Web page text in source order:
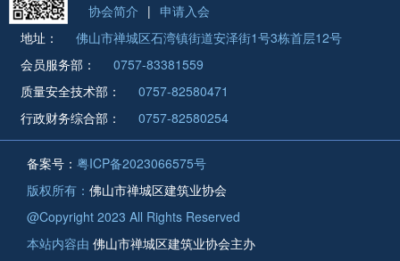
协会简介 | 申请入会
地址：
佛山市禅城区石湾镇街道安泽街1号3栋首层12号
会员服务部：
0757-83381559
质量安全技术部：
0757-82580471
行政财务综合部：
0757-82580254
备案号： 粤ICP备2023066575号
版权所有： 佛山市禅城区建筑业协会
@Copyright 2023 All Rights Reserved
本站内容由 佛山市禅城区建筑业协会主办